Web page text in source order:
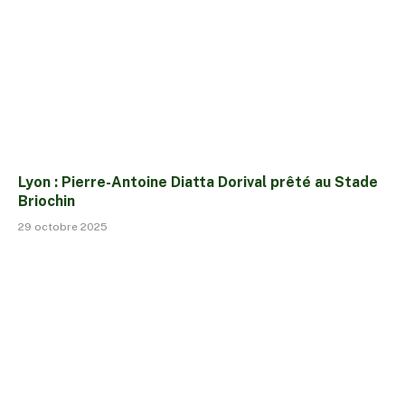
Lyon : Pierre-Antoine Diatta Dorival prêté au Stade
Briochin
29 octobre 2025